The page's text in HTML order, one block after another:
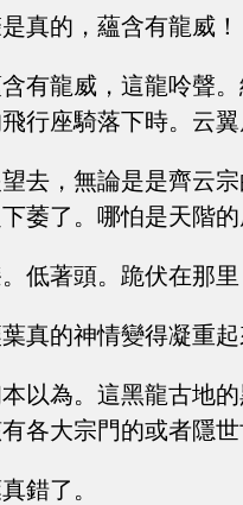
真的，蘊含有龍威！
有龍威，這龍呤聲
行座騎落下時。云
去，無論是是齊云
萎了。哪怕是天階
低著頭。跪伏在那
真的神情變得凝重
以為。這黑龍古地
各大宗門的或者隱
錯了。